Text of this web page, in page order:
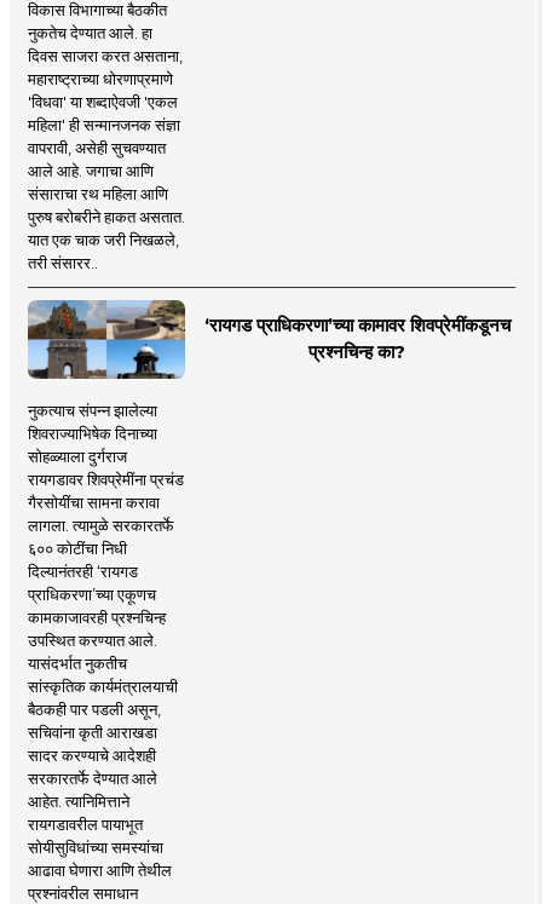
विकास विभागाच्या बैठकीत
नुकतेच देण्यात आले. हा
दिवस साजरा करत असताना,
महाराष्ट्राच्या धोरणाप्रमाणे
'विधवा' या शब्दाऐवजी 'एकल
महिला' ही सन्मानजनक संज्ञा
वापरावी, असेही सुचवण्यात
आले आहे. जगाचा आणि
संसाराचा रथ महिला आणि
पुरुष बरोबरीने हाकत असतात.
यात एक चाक जरी निखळले,
तरी संसारर..
‘रायगड प्राधिकरणा’च्या कामावर शिवप्रेमींकडूनच
प्रश्नचिन्ह का?
नुकत्याच संपन्न झालेल्या
शिवराज्याभिषेक दिनाच्या
सोहळ्याला दुर्गराज
रायगडावर शिवप्रेमींना प्रचंड
गैरसोयींचा सामना करावा
लागला. त्यामुळे सरकारतर्फे
६०० कोटींचा निधी
दिल्यानंतरही ‘रायगड
प्राधिकरणा’च्या एकूणच
कामकाजावरही प्रश्नचिन्ह
उपस्थित करण्यात आले.
यासंदर्भात नुकतीच
सांस्कृतिक कार्यमंत्रालयाची
बैठकही पार पडली असून,
सचिवांना कृती आराखडा
सादर करण्याचे आदेशही
सरकारतर्फे देण्यात आले
आहेत. त्यानिमित्ताने
रायगडावरील पायाभूत
सोयीसुविधांच्या समस्यांचा
आढावा घेणारा आणि तेथील
प्रश्नांवरील समाधान